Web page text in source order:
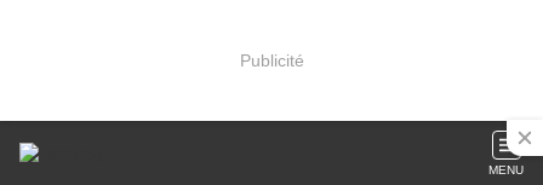
Publicité
MENU